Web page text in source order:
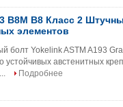
B8M B8 Класс 2
элементов
болт Yokelink ASTM A193
австенитных
Подробнее